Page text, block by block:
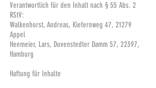
Verantwortlich für den Inhalt nach § 55 Abs. 2
RStV:
Walkenhorst, Andreas, Kiefernweg 47, 21279
Appel
Heemeier, Lars, Duvenstedter Damm 57, 22397,
Hamburg
Haftung für Inhalte